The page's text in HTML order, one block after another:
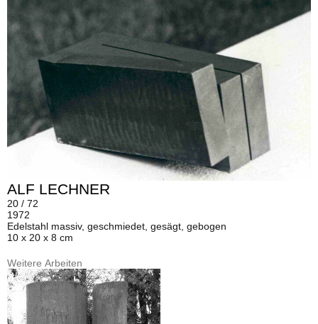
ALF LECHNER
20 / 72
1972
Edelstahl massiv, geschmiedet, gesägt, gebogen
10 x 20 x 8 cm
Weitere Arbeiten